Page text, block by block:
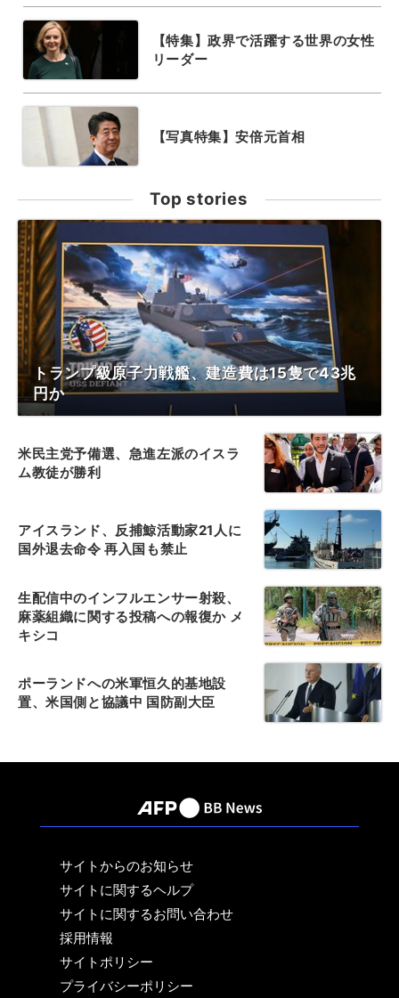
【特集】政界で活躍する世界の女性
リーダー
【写真特集】安倍元首相
Top stories
トランプ級原子力戦艦、建造費は15隻で43兆
円か
米民主党予備選、急進左派のイスラ
ム教徒が勝利
アイスランド、反捕鯨活動家21人に
国外退去命令 再入国も禁止
生配信中のインフルエンサー射殺、
麻薬組織に関する投稿への報復か メ
キシコ
ポーランドへの米軍恒久的基地設
置、米国側と協議中 国防副大臣
サイトからのお知らせ
サイトに関するヘルプ
サイトに関するお問い合わせ
採用情報
サイトポリシー
プライバシーポリシー